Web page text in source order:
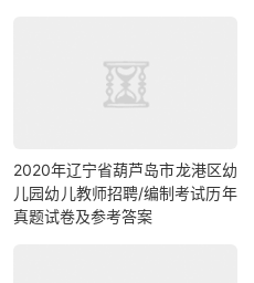
2020年辽宁省葫芦岛市龙港区幼
儿园幼儿教师招聘/编制考试历年
真题试卷及参考答案